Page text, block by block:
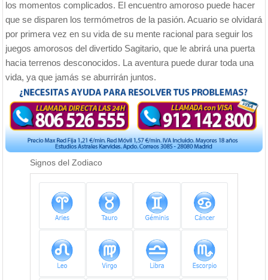
los momentos complicados. El encuentro amoroso puede hacer
que se disparen los termómetros de la pasión. Acuario se olvidará
por primera vez en su vida de su mente racional para seguir los
juegos amorosos del divertido Sagitario, que le abrirá una puerta
hacia terrenos desconocidos. La aventura puede durar toda una
vida, ya que jamás se aburrirán juntos.
Signos del Zodiaco